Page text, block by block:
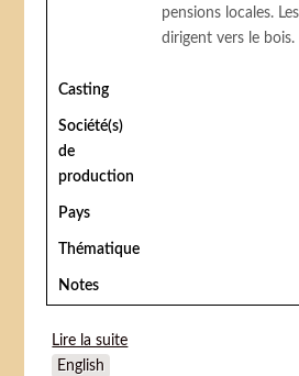
pensions locales.
dirigent vers le bois.
Casting
Société(s)
de
production
Pays
Thématique
Notes
Lire la suite
English